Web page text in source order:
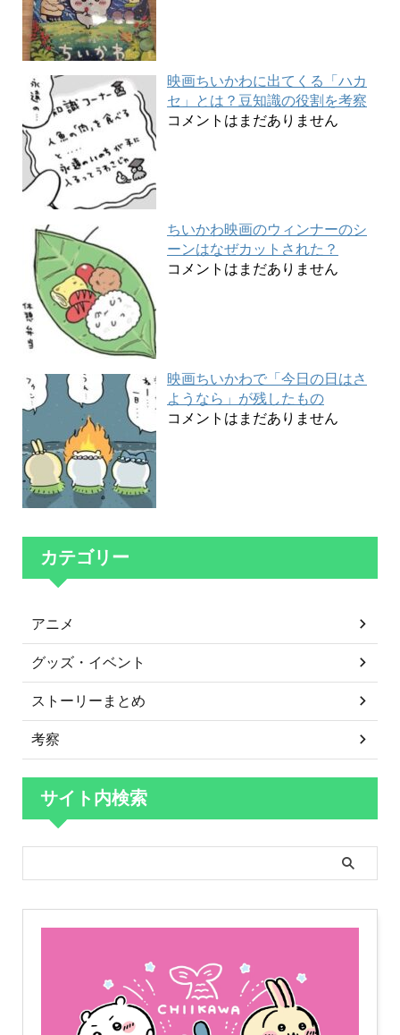
映画ちいかわに出てくる「ハカ
セ」とは？豆知識の役割を考察
コメントはまだありません
ちいかわ映画のウィンナーのシ
ーンはなぜカットされた？
コメントはまだありません
映画ちいかわで「今日の日はさ
ようなら」が残したもの
コメントはまだありません
カテゴリー
アニメ
グッズ・イベント
ストーリーまとめ
考察
サイト内検索